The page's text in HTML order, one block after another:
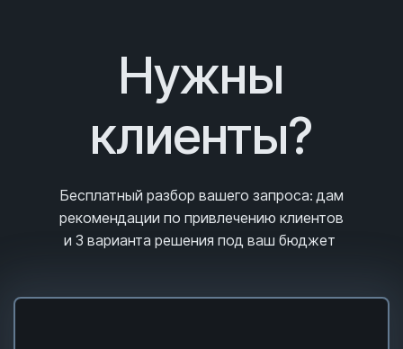
Нужны
клиенты?
Бесплатный разбор вашего запроса: дам
рекомендации по привлечению клиентов
и 3 варианта решения под ваш бюджет